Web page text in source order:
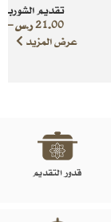
تقديم الشوربة
21.00ر.س–
عرض المزيد
قدور التقديم